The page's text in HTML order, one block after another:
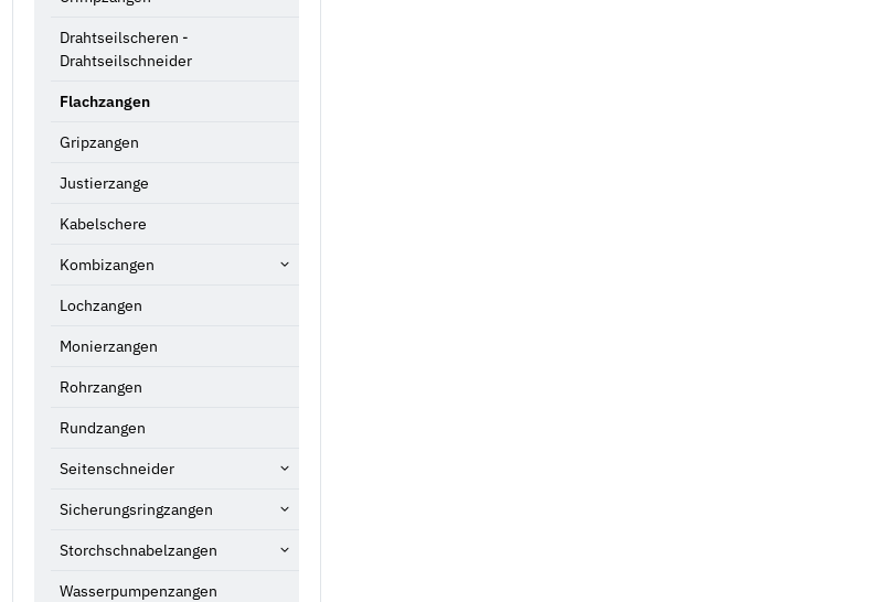
Drahtseilscheren -
Drahtseilschneider
Flachzangen
Gripzangen
Justierzange
Kabelschere
Kombizangen
Lochzangen
Monierzangen
Rohrzangen
Rundzangen
Seitenschneider
Sicherungsringzangen
Storchschnabelzangen
Wasserpumpenzangen